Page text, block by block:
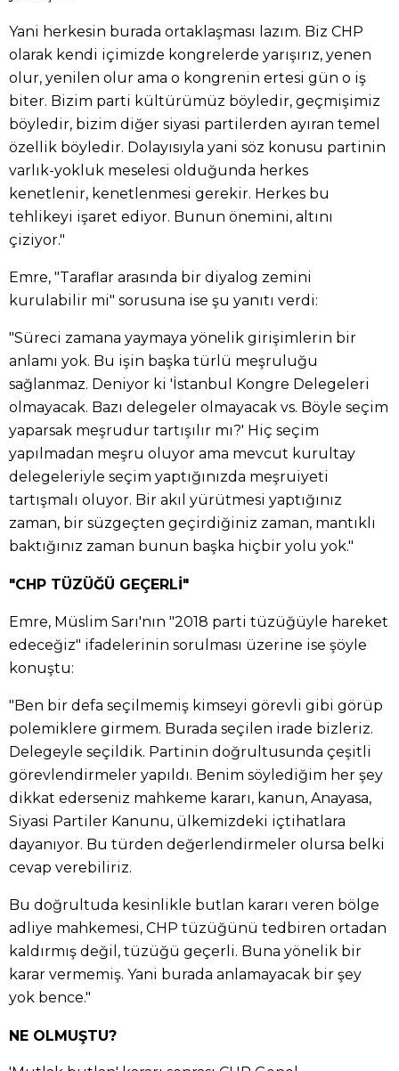
Yani herkesin burada ortaklaşması lazım. Biz CHP
olarak kendi içimizde kongrelerde yarışırız, yenen
olur, yenilen olur ama o kongrenin ertesi gün o iş
biter. Bizim parti kültürümüz böyledir, geçmişimiz
böyledir, bizim diğer siyasi partilerden ayıran temel
özellik böyledir. Dolayısıyla yani söz konusu partinin
varlık-yokluk meselesi olduğunda herkes
kenetlenir, kenetlenmesi gerekir. Herkes bu
tehlikeyi işaret ediyor. Bunun önemini, altını
çiziyor."
Emre, "Taraflar arasında bir diyalog zemini
kurulabilir mi" sorusuna ise şu yanıtı verdi:
"Süreci zamana yaymaya yönelik girişimlerin bir
anlamı yok. Bu işin başka türlü meşruluğu
sağlanmaz. Deniyor ki 'İstanbul Kongre Delegeleri
olmayacak. Bazı delegeler olmayacak vs. Böyle seçim
yaparsak meşrudur tartışılır mı?' Hiç seçim
yapılmadan meşru oluyor ama mevcut kurultay
delegeleriyle seçim yaptığınızda meşruiyeti
tartışmalı oluyor. Bir akıl yürütmesi yaptığınız
zaman, bir süzgeçten geçirdiğiniz zaman, mantıklı
baktığınız zaman bunun başka hiçbir yolu yok."
"CHP TÜZÜĞÜ GEÇERLİ"
Emre, Müslim Sarı'nın "2018 parti tüzüğüyle hareket
edeceğiz" ifadelerinin sorulması üzerine ise şöyle
konuştu:
"Ben bir defa seçilmemiş kimseyi görevli gibi görüp
polemiklere girmem. Burada seçilen irade bizleriz.
Delegeyle seçildik. Partinin doğrultusunda çeşitli
görevlendirmeler yapıldı. Benim söylediğim her şey
dikkat ederseniz mahkeme kararı, kanun, Anayasa,
Siyasi Partiler Kanunu, ülkemizdeki içtihatlara
dayanıyor. Bu türden değerlendirmeler olursa belki
cevap verebiliriz.
Bu doğrultuda kesinlikle butlan kararı veren bölge
adliye mahkemesi, CHP tüzüğünü tedbiren ortadan
kaldırmış değil, tüzüğü geçerli. Buna yönelik bir
karar vermemiş. Yani burada anlamayacak bir şey
yok bence."
NE OLMUŞTU?